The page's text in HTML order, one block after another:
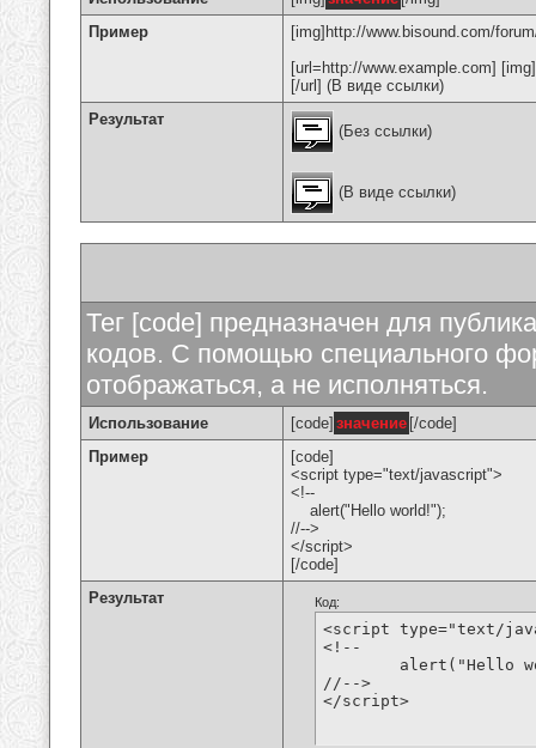
Пример
[img]http://www.bisound.com/
[url=http://www.example.com]
[/url] (В виде ссылки)
Результат
(Без ссылки)
(В виде ссылки)
Тег [code] предназначен для
кодов. С помощью специального
отображаться, а не исполняться.
Использование [code] значение [/code]
Пример
[code]
<script type="text/javascript">
<!--
alert("Hello world!");
//-->
</script>
[/code]
Результат
Код:
<script type="text/
<!--
//-->
</script>